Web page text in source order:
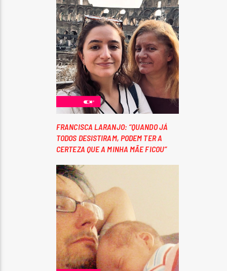
FRANCISCA LARANJO: “QUANDO JÁ
TODOS DESISTIRAM, PODEM TER A
CERTEZA QUE A MINHA MÃE FICOU”